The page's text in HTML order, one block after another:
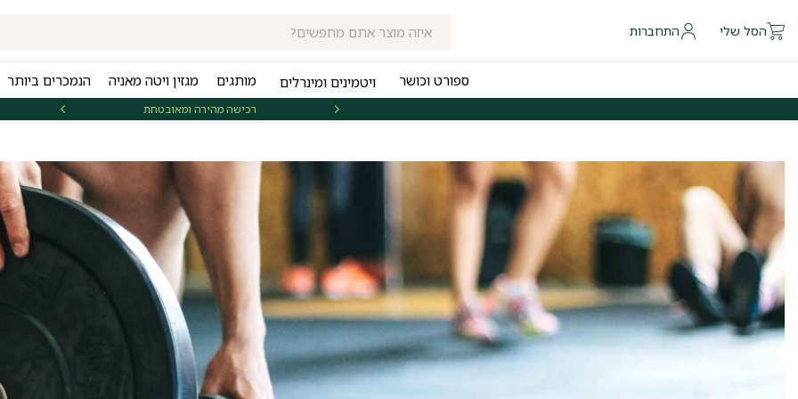
הסל שלי התחברות
ספורט וכושר ויטמינים ומינרלים מותגים מגזין ויטה מאניה הנמכרים ביותר
רכישה מהירה ומאובטחת